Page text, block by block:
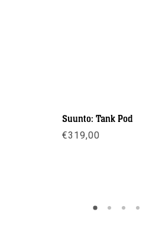
Suunto: Tank Pod
€319,00